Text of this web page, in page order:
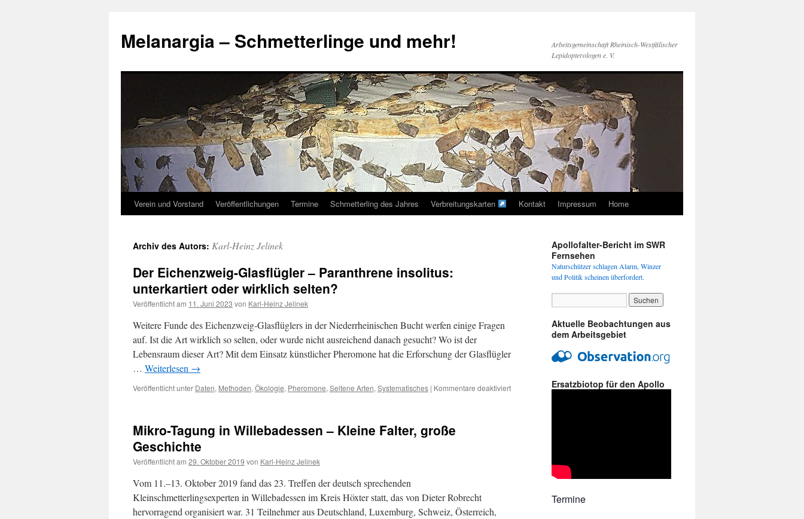
springen
Melanargia – Schmetterlinge und mehr!
Arbeitsgemeinschaft Rheinisch-Westfälischer
Lepidopterologen e. V.
Verein und Vorstand Veröffentlichungen Termine Schmetterling des Jahres Verbreitungskarten Kontakt Impressum Home
Archiv des Autors: Karl-Heinz Jelinek
Der Eichenzweig-Glasflügler – Paranthrene insolitus:
unterkartiert oder wirklich selten?
Veröffentlicht am 11. Juni 2023 von Karl-Heinz Jelinek
Weitere Funde des Eichenzweig-Glasflüglers in der Niederrheinischen Bucht werfen einige Fragen
auf. Ist die Art wirklich so selten, oder wurde nicht ausreichend danach gesucht? Wo ist der
Lebensraum dieser Art? Mit dem Einsatz künstlicher Pheromone hat die Erforschung der Glasflügler
… Weiterlesen →
Veröffentlicht unter Daten, Methoden, Ökologie, Pheromone, Seltene Arten, Systematisches | Kommentare deaktiviertfür
Mikro-Tagung in Willebadessen – Kleine Falter, große
Geschichte
Veröffentlicht am 29. Oktober 2019 von Karl-Heinz Jelinek
Vom 11.–13. Oktober 2019 fand das 23. Treffen der deutsch sprechenden
Kleinschmetterlingsexperten in Willebadessen im Kreis Höxter statt, das von Dieter Robrecht
hervorragend organisiert war. 31 Teilnehmer aus Deutschland, Luxemburg, Schweiz, Österreich,
Apollofalter-Bericht im SWR
Fernsehen
Naturschützer schlagen Alarm, Winzer
und Politik scheinen überfordert.
Aktuelle Beobachtungen aus
dem Arbeitsgebiet
Ersatzbiotop für den Apollo
Termine